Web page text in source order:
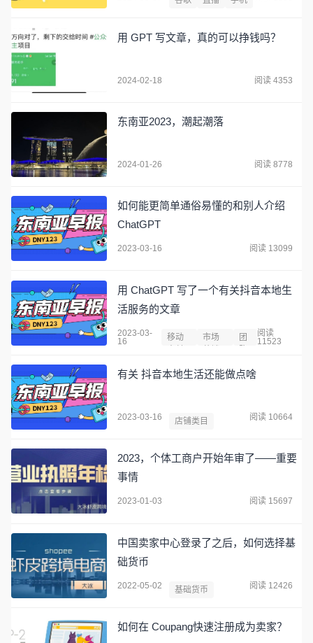
用 GPT 写文章，真的可以挣钱吗？
2024-02-18 阅读 4353
东南亚2023，潮起潮落
2024-01-26 阅读 8778
如何能更简单通俗易懂的和别人介绍
ChatGPT
2023-03-16 阅读 13099
用 ChatGPT 写了一个有关抖音本地生
活服务的文章
2023-03-
16
移动
市场
团
阅读
11523
有关 抖音本地生活还能做点啥
2023-03-16 店铺类目 阅读 10664
2023，个体工商户开始年审了——重要
事情
2023-01-03 阅读 15697
中国卖家中心登录了之后，如何选择基
础货币
2022-05-02 基础货币 阅读 12426
如何在 Coupang快速注册成为卖家？